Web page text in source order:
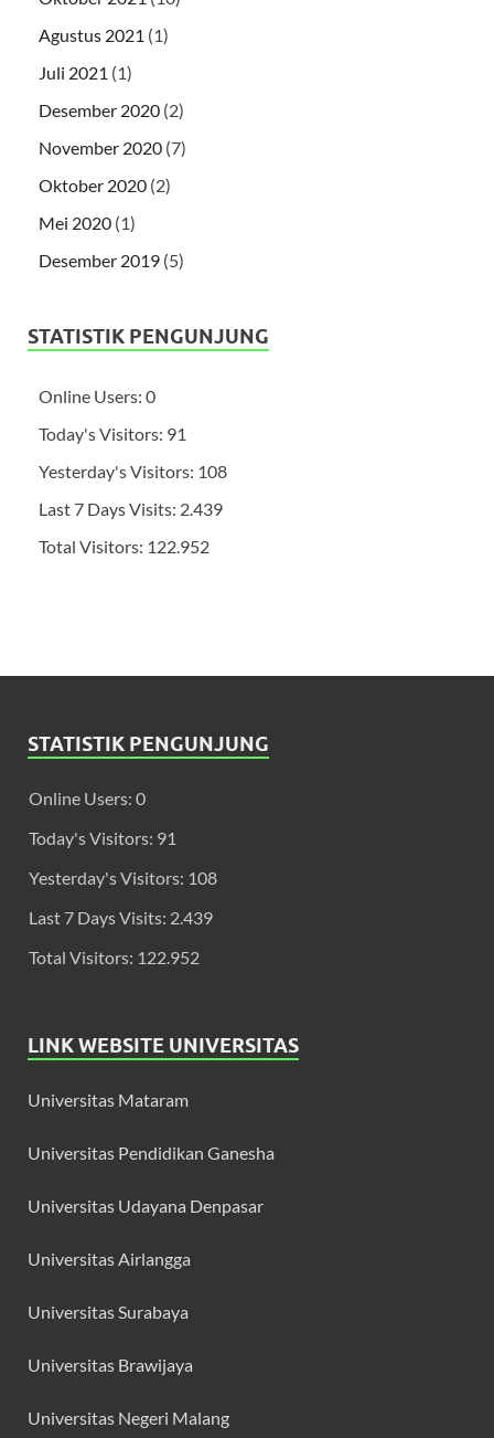
Agustus 2021 (1)
Juli 2021 (1)
Desember 2020 (2)
November 2020 (7)
Oktober 2020 (2)
Mei 2020 (1)
Desember 2019 (5)
STATISTIK PENGUNJUNG
Online Users: 0
Today's Visitors: 91
Yesterday's Visitors: 108
Last 7 Days Visits: 2.439
Total Visitors: 122.952
STATISTIK PENGUNJUNG
Online Users: 0
Today's Visitors: 91
Yesterday's Visitors: 108
Last 7 Days Visits: 2.439
Total Visitors: 122.952
LINK WEBSITE UNIVERSITAS
Universitas Mataram
Universitas Pendidikan Ganesha
Universitas Udayana Denpasar
Universitas Airlangga
Universitas Surabaya
Universitas Brawijaya
Universitas Negeri Malang